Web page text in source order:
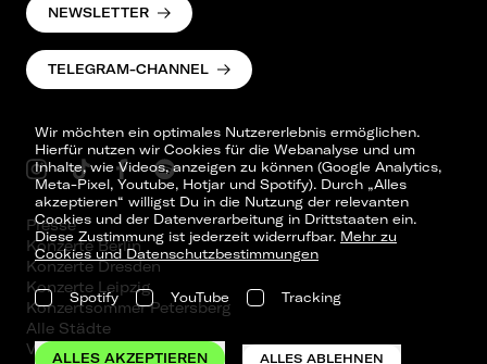
Wir möchten ein optimales Nutzererlebnis ermöglichen.
Hierfür nutzen wir Cookies für die Webanalyse und um
Inhalte, wie Videos, anzeigen zu können (Google Analytics,
Meta-Pixel, Youtube, Hotjar und Spotify). Durch „Alles
akzeptieren“ willigst Du in die Nutzung der relevanten
Cookies und der Datenverarbeitung in Drittstaaten ein.
Diese Zustimmung ist jederzeit widerrufbar. Mehr zu
Cookies und Datenschutzbestimmungen
Spotify YouTube Tracking
ALLES AKZEPTIEREN ALLES ABLEHNEN
NEWSLETTER
TELEGRAM-CHANNEL
Presse
Konzerte Berlin
Konzerte Dresden
Konzerte Leipzig
Konzertsommer Petersberg
Alle Städte
Vergangene Shows